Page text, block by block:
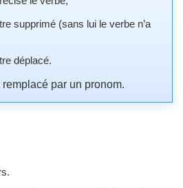
supprimé (sans lui le verbe n’a
déplacé.
par un pronom.